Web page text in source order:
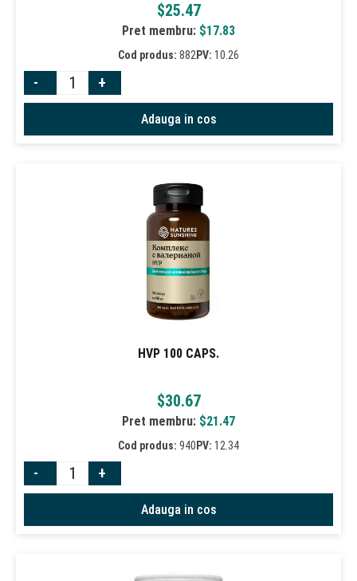
$25.47
Pret membru: $17.83
Cod produs: 882PV: 10.26
- +
Adauga in cos
HVP 100 CAPS.
$30.67
Pret membru: $21.47
Cod produs: 940 PV: 12.34
- +
Adauga in cos